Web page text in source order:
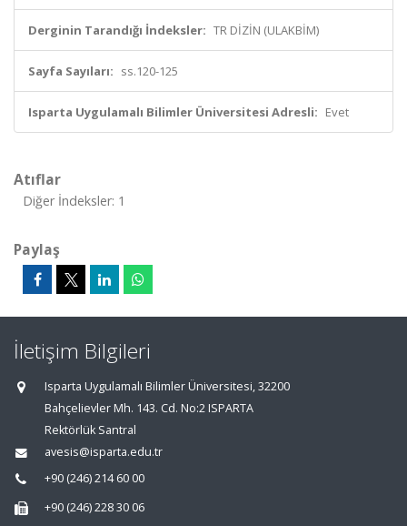
Derginin Tarandığı İndeksler: TR DİZİN (ULAKBİM)
Sayfa Sayıları: ss.120-125
Isparta Uygulamalı Bilimler Üniversitesi Adresli: Evet
Atıflar
Diğer İndeksler: 1
Paylaş
İletişim Bilgileri
Isparta Uygulamalı Bilimler Üniversitesi, 32200
Bahçelievler Mh. 143. Cd. No:2 ISPARTA
Rektörlük Santral
avesis@isparta.edu.tr
+90 (246) 214 60 00
+90 (246) 228 30 06